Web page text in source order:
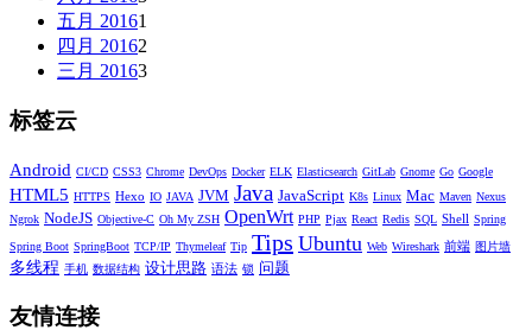
五月 20161
四月 20162
三月 20163
标签云
Android CI/CD CSS3 Chrome DevOps Docker ELK Elasticsearch GitLab Gnome Go Google
HTML5 HTTPS Hexo IO JAVA JVM Java JavaScript K8s Linux Mac Maven Nexus
Ngrok NodeJS Objective-C Oh My ZSH OpenWrt PHP Pjax React Redis SQL Shell Spring
Spring Boot SpringBoot TCP/IP Thymeleaf Tip Tips Ubuntu Web Wireshark 前端 图片墙
多线程 手机 数据结构 设计思路 语法 锁 问题
友情连接